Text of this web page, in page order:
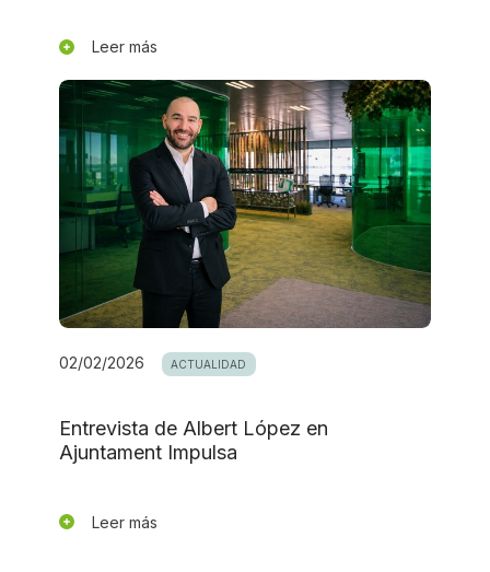
Leer más
02/02/2026 ACTUALIDAD
Entrevista de Albert López en
Ajuntament Impulsa
Leer más